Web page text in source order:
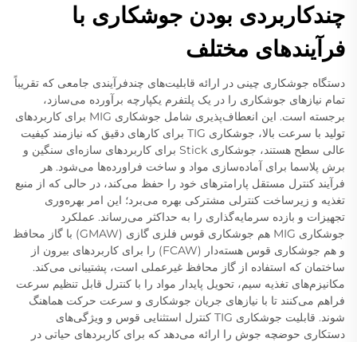
چندکاربردی بودن جوشکاری با
فرآیندهای مختلف
دستگاه جوشکاری چینی در ارائه قابلیت‌های چندفرآیندی جامعی که تقریباً
تمام نیازهای جوشکاری را در یک پلتفرم یکپارچه برآورده می‌سازد،
برجسته است. این انعطاف‌پذیری شامل جوشکاری MIG برای کاربردهای
تولید با سرعت بالا، جوشکاری TIG برای کارهای دقیق که نیازمند کیفیت
عالی سطح هستند، جوشکاری Stick برای کاربردهای سازه‌ای سنگین و
برش پلاسما برای آماده‌سازی مواد و ساخت فراورده‌ها می‌شود. هر
فرآیند کنترل مستقل پارامترهای خود را حفظ می‌کند، در حالی که از منبع
تغذیه و زیرساخت کنترلی مشترکی بهره می‌برد؛ این امر بهره‌وری
تجهیزات و بازده سرمایه‌گذاری را به حداکثر می‌رساند. عملکرد
جوشکاری MIG هم جوشکاری قوس فلزی گازی (GMAW) با گاز محافظ
و هم جوشکاری قوس هسته‌دار (FCAW) را برای کاربردهای بیرون از
ساختمان که استفاده از گاز محافظ غیرعملی است، پشتیبانی می‌کند.
مکانیزم‌های تغذیه سیم، تحویل پایدار مواد را با کنترل قابل تنظیم سرعت
فراهم می‌کنند تا با نیازهای جریان جوشکاری و سرعت حرکت هماهنگ
شوند. قابلیت جوشکاری TIG کنترل استثنایی قوس و ویژگی‌های
دستکاری حوضچه جوش را ارائه می‌دهد که برای کاربردهای حیاتی در